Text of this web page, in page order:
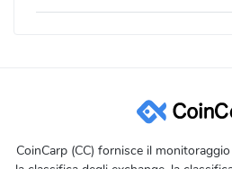
CoinCarp (CC) fornisce il